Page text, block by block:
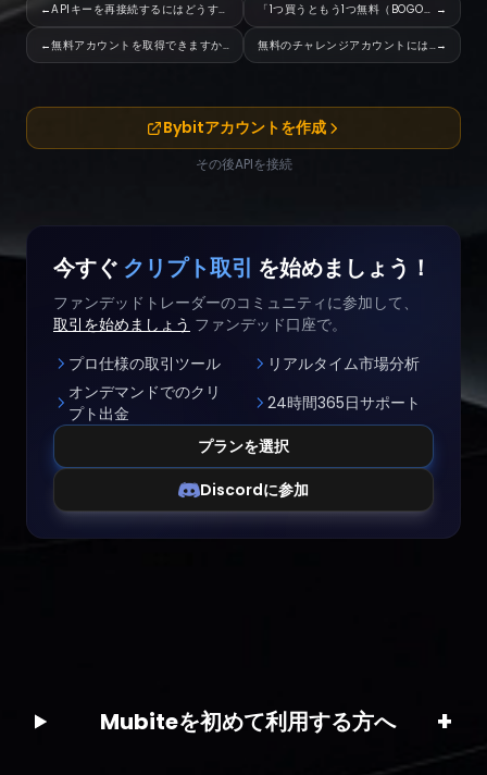
Mubiteを初めて利用する方へ
+
← APIキーを再接続するにはどうすればよいですか？
← 無料アカウントを取得できますか？
「1つ買うともう1つ無料（BOGO）」とはどういうもので、ど →
無料のチャレンジアカウントには、報酬の上限がありますか？→
Bybitアカウントを作成
その後APIを接続
今すぐ クリプト取引 を始めましょう！
ファンデッドトレーダーのコミュニティに参加して、
取引を始めましょう ファンデッド口座で。
プロ仕様の取引ツール
リアルタイム市場分析
オンデマンドでのクリ
プト出金
24時間365日サポート
プランを選択
Discordに参加